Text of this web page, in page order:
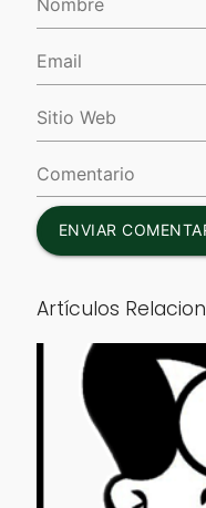
ENVIAR
Artículos